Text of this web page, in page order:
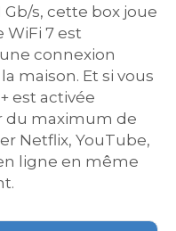
Gb/s, cette box joue
WiFi 7 est
connexion
maison. Et si vous
est activée
du maximum de
Netflix, YouTube,
ligne en même